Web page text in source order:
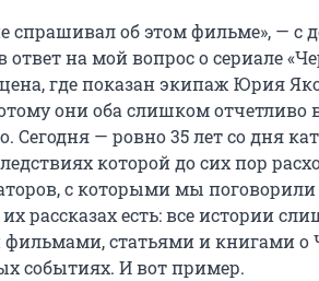
об этом фильме», — с
ответ на мой вопрос о сериале
где показан экипаж Юрия
они оба слишком отчетливо
Сегодня — ровно 35 лет со дня
которой до сих пор
с которыми мы
рассказах есть: все истории
статьями и книгами о
событиях. И вот пример.